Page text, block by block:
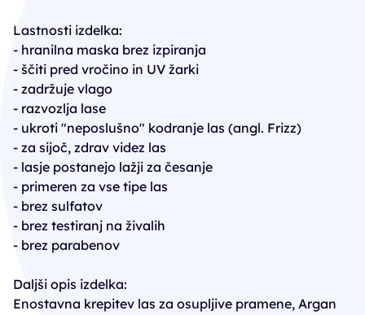
Lastnosti izdelka:
- hranilna maska brez izpiranja
- ščiti pred vročino in UV žarki
- zadržuje vlago
- razvozlja lase
- ukroti "neposlušno" kodranje las (angl. Frizz)
- za sijoč, zdrav videz las
- lasje postanejo lažji za česanje
- primeren za vse tipe las
- brez sulfatov
- brez testiranj na živalih
- brez parabenov
Daljši opis izdelka:
Enostavna krepitev las za osupljive pramene, Argan